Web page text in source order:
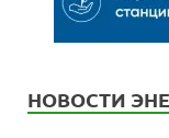
НОВОСТИ